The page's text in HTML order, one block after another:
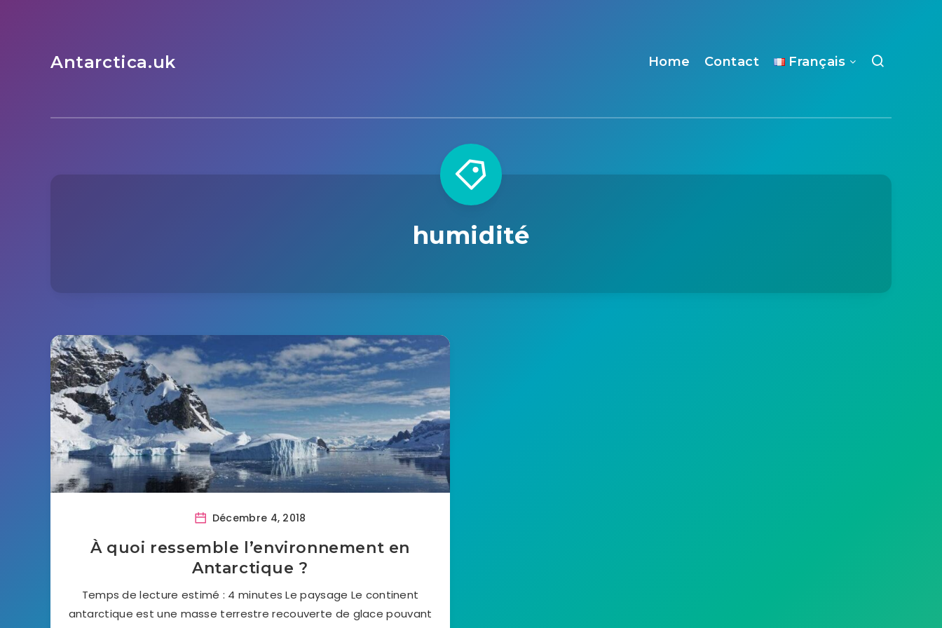
Antarctica.uk Home Contact Français
humidité
Décembre 4, 2018
À quoi ressemble l’environnement en
Antarctique ?
Temps de lecture estimé : 4 minutes Le paysage Le continent
antarctique est une masse terrestre recouverte de glace pouvant